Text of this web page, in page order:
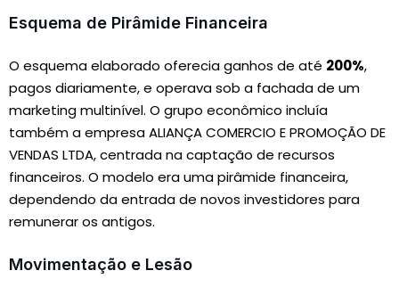
Esquema de Pirâmide Financeira
O esquema elaborado oferecia ganhos de até 200%,
pagos diariamente, e operava sob a fachada de um
marketing multinível. O grupo econômico incluía
também a empresa ALIANÇA COMERCIO E PROMOÇÃO DE
VENDAS LTDA, centrada na captação de recursos
financeiros. O modelo era uma pirâmide financeira,
dependendo da entrada de novos investidores para
remunerar os antigos.
Movimentação e Lesão